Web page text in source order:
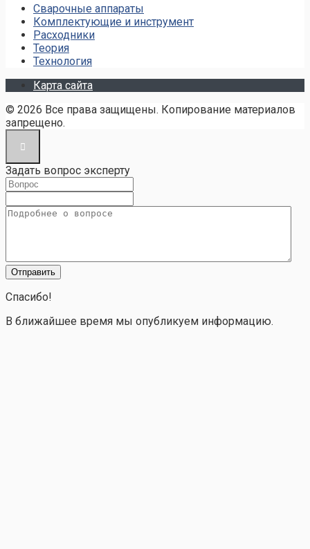
Сварочные аппараты
Комплектующие и инструмент
Расходники
Теория
Технология
Карта сайта
© 2026 Все права защищены. Копирование материалов
запрещено.
Задать вопрос эксперту
Спасибо!
В ближайшее время мы опубликуем информацию.